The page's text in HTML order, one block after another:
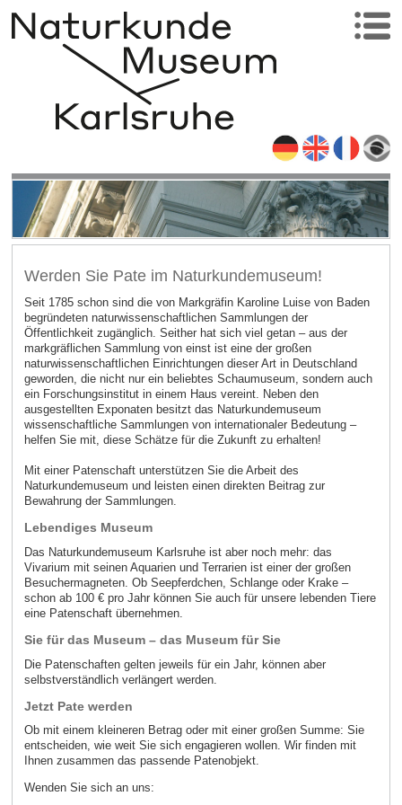
Werden Sie Pate im Naturkundemuseum!
Seit 1785 schon sind die von Markgräfin Karoline Luise von Baden
begründeten naturwissenschaftlichen Sammlungen der
Öffentlichkeit zugänglich. Seither hat sich viel getan – aus der
markgräflichen Sammlung von einst ist eine der großen
naturwissenschaftlichen Einrichtungen dieser Art in Deutschland
geworden, die nicht nur ein beliebtes Schaumuseum, sondern auch
ein Forschungsinstitut in einem Haus vereint. Neben den
ausgestellten Exponaten besitzt das Naturkundemuseum
wissenschaftliche Sammlungen von internationaler Bedeutung –
helfen Sie mit, diese Schätze für die Zukunft zu erhalten!
Mit einer Patenschaft unterstützen Sie die Arbeit des
Naturkundemuseum und leisten einen direkten Beitrag zur
Bewahrung der Sammlungen.
Lebendiges Museum
Das Naturkundemuseum Karlsruhe ist aber noch mehr: das
Vivarium mit seinen Aquarien und Terrarien ist einer der großen
Besuchermagneten. Ob Seepferdchen, Schlange oder Krake –
schon ab 100 € pro Jahr können Sie auch für unsere lebenden Tiere
eine Patenschaft übernehmen.
Sie für das Museum – das Museum für Sie
Die Patenschaften gelten jeweils für ein Jahr, können aber
selbstverständlich verlängert werden.
Jetzt Pate werden
Ob mit einem kleineren Betrag oder mit einer großen Summe: Sie
entscheiden, wie weit Sie sich engagieren wollen. Wir finden mit
Ihnen zusammen das passende Patenobjekt.
Wenden Sie sich an uns: